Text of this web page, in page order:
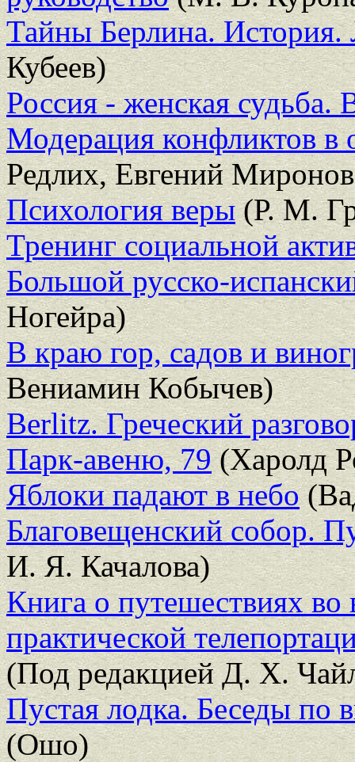
Тайны Берлина. История.
Кубеев)
Россия - женская
Модерация конфликтов в
Редлих, Евгений
Психология веры(Р. М.
Тренинг социальной
Большой русско-
Ногейра)
В краю гор, садов и
Вениамин Кобычев)
Berlitz. Греческий
Парк-авеню, 79(Харолд
Яблоки падают в небо
Благовещенский собор.
И. Я. Качалова)
Книга о путешествиях
практической
(Под редакцией Д. Х.
Пустая лодка. Беседы по
(Ошо)